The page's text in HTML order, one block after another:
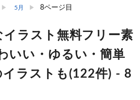
5月 8ページ目
ラスト無料フリー素
いい・ゆるい・簡単
ラストも(122件) - 8